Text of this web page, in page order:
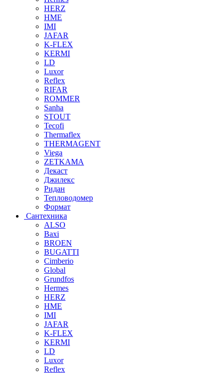
HERZ
HME
IMI
JAFAR
K-FLEX
KERMI
LD
Luxor
Reflex
RIFAR
ROMMER
Sanha
STOUT
Tecofi
Thermaflex
THERMAGENT
Viega
ZETKAMA
Декаст
Джилекс
Ридан
Тепловодомер
Формат
Сантехника
ALSO
Baxi
BROEN
BUGATTI
Cimberio
Global
Grundfos
Hermes
HERZ
HME
IMI
JAFAR
K-FLEX
KERMI
LD
Luxor
Reflex